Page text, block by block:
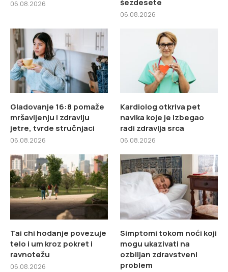
06.08.2026
06.08.2026
Gladovanje 16:8 pomaže
mršavljenju i zdravlju
jetre, tvrde stručnjaci
06.08.2026
Kardiolog otkriva pet
navika koje je izbegao
radi zdravlja srca
06.08.2026
Tai chi hodanje povezuje
telo i um kroz pokret i
ravnotežu
06.08.2026
Simptomi tokom noći koji
mogu ukazivati na
ozbiljan zdravstveni
problem